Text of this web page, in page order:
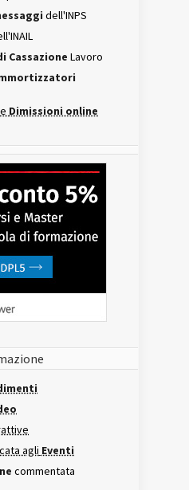
dell'INPS
Cassazione Lavoro
Dimissioni online
agli Eventi
commentata